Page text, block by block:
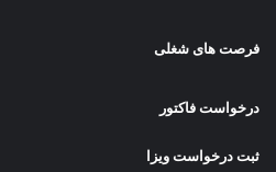
فرصت های شغلی
درخواست فاکتور
ثبت درخواست ویزا